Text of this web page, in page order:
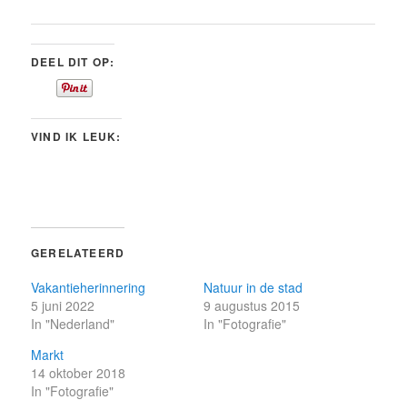
DEEL DIT OP:
VIND IK LEUK:
GERELATEERD
Vakantieherinnering
5 juni 2022
In "Nederland"
Natuur in de stad
9 augustus 2015
In "Fotografie"
Markt
14 oktober 2018
In "Fotografie"